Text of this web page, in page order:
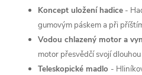
Koncept uložení hadice -
gumovým páskem a při
Vodou chlazený motor a
motor přesvědčí svojí
Teleskopické madlo -